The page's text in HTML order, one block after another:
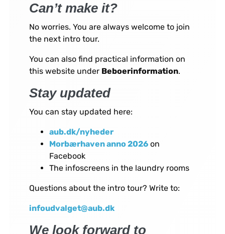
Can’t make it?
No worries. You are always welcome to join
the next intro tour.
You can also find practical information on
this website under Beboerinformation.
Stay updated
You can stay updated here:
aub.dk/nyheder
Morbærhaven anno 2026on
Facebook
The infoscreens in the laundry rooms
Questions about the intro tour? Write to:
infoudvalget@aub.dk
We look forward to